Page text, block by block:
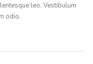
leo. Vestibulum
odio.